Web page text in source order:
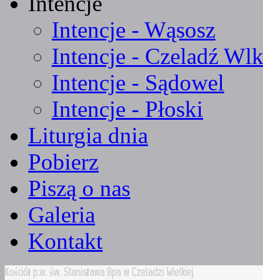
Intencje - Wąsosz
Intencje - Czeladź
Intencje - Sądowel
Intencje - Płoski
Liturgia dnia
Pobierz
Piszą o nas
Galeria
Kontakt
Kościół p.w. św. Stanisława Bpa w Czeladzi Wielkiej